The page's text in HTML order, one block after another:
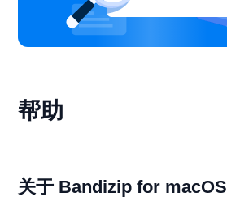
帮助
关于 Bandizip for macOS